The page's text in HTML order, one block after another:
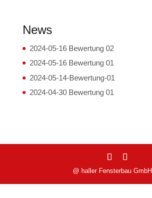
News
2024-05-16 Bewertung 02
2024-05-16 Bewertung 01
2024-05-14-Bewertung-01
2024-04-30 Bewertung 01
@ haller Fensterbau GmbH